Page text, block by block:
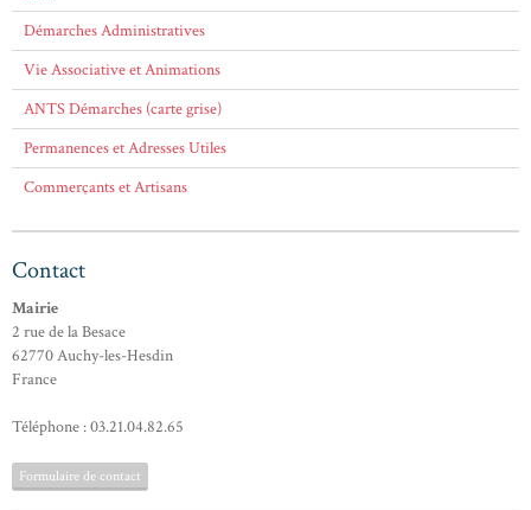
Démarches Administratives
Vie Associative et Animations
ANTS Démarches (carte grise)
Permanences et Adresses Utiles
Commerçants et Artisans
Contact
Mairie
2 rue de la Besace
62770 Auchy-les-Hesdin
France
Téléphone : 03.21.04.82.65
Formulaire de contact